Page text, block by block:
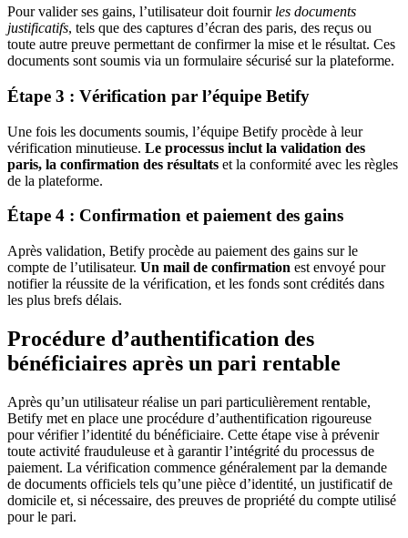
Pour valider ses gains, l’utilisateur doit fournir les documents
justificatifs, tels que des captures d’écran des paris, des reçus ou
toute autre preuve permettant de confirmer la mise et le résultat. Ces
documents sont soumis via un formulaire sécurisé sur la plateforme.
Étape 3 : Vérification par l’équipe Betify
Une fois les documents soumis, l’équipe Betify procède à leur
vérification minutieuse. Le processus inclut la validation des
paris, la confirmation des résultats et la conformité avec les règles
de la plateforme.
Étape 4 : Confirmation et paiement des gains
Après validation, Betify procède au paiement des gains sur le
compte de l’utilisateur. Un mail de confirmation est envoyé pour
notifier la réussite de la vérification, et les fonds sont crédités dans
les plus brefs délais.
Procédure d’authentification des
bénéficiaires après un pari rentable
Après qu’un utilisateur réalise un pari particulièrement rentable,
Betify met en place une procédure d’authentification rigoureuse
pour vérifier l’identité du bénéficiaire. Cette étape vise à prévenir
toute activité frauduleuse et à garantir l’intégrité du processus de
paiement. La vérification commence généralement par la demande
de documents officiels tels qu’une pièce d’identité, un justificatif de
domicile et, si nécessaire, des preuves de propriété du compte utilisé
pour le pari.